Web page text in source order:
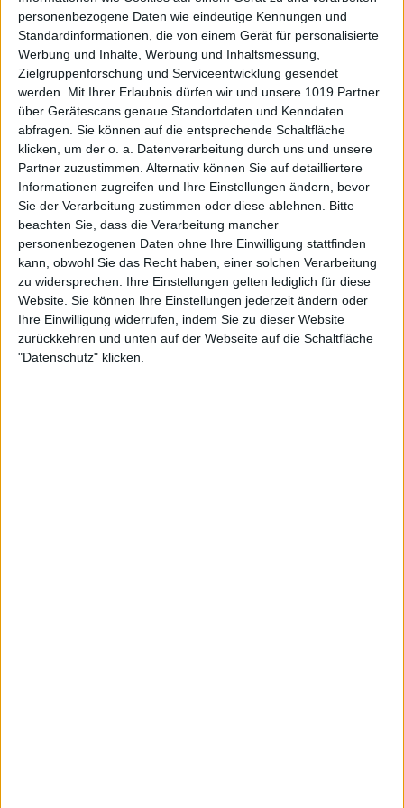
personenbezogene Daten wie eindeutige Kennungen und
Standardinformationen, die von einem Gerät für personalisierte
Werbung und Inhalte, Werbung und Inhaltsmessung,
Zielgruppenforschung und Serviceentwicklung gesendet
werden.
Mit Ihrer Erlaubnis dürfen wir und unsere 1019 Partner
über Gerätescans genaue Standortdaten und Kenndaten
abfragen. Sie können auf die entsprechende Schaltfläche
klicken, um der o. a. Datenverarbeitung durch uns und unsere
Partner zuzustimmen. Alternativ können Sie auf detailliertere
Informationen zugreifen und Ihre Einstellungen ändern, bevor
Sie der Verarbeitung zustimmen oder diese ablehnen.
Bitte
beachten Sie, dass die Verarbeitung mancher
personenbezogenen Daten ohne Ihre Einwilligung stattfinden
kann, obwohl Sie das Recht haben, einer solchen Verarbeitung
zu widersprechen. Ihre Einstellungen gelten lediglich für diese
Website. Sie können Ihre Einstellungen jederzeit ändern oder
Ihre Einwilligung widerrufen, indem Sie zu dieser Website
zurückkehren und unten auf der Webseite auf die Schaltfläche
"Datenschutz" klicken.